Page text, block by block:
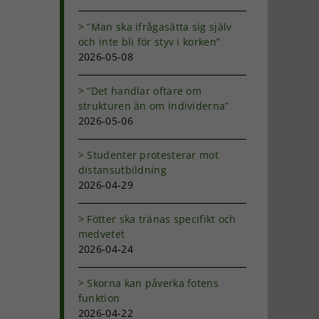
”Man ska ifrågasätta sig själv
och inte bli för styv i korken”
2026-05-08
”Det handlar oftare om
strukturen än om individerna”
2026-05-06
Studenter protesterar mot
distansutbildning
2026-04-29
Fötter ska tränas specifikt och
medvetet
2026-04-24
Skorna kan påverka fotens
funktion
2026-04-22